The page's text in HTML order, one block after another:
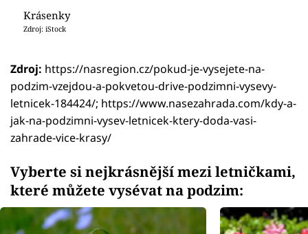
Krásenky
Zdroj: iStock
Zdroj: https://nasregion.cz/pokud-je-vysejete-na-
podzim-vzejdou-a-pokvetou-drive-podzimni-vysevy-
letnicek-184424/; https://www.nasezahrada.com/kdy-a-
jak-na-podzimni-vysev-letnicek-ktery-doda-vasi-
zahrade-vice-krasy/
Vyberte si nejkrásnější mezi letničkami,
které můžete vysévat na podzim: